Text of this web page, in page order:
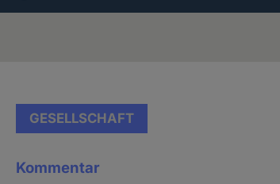
GESELLSCHAFT
Kommentar